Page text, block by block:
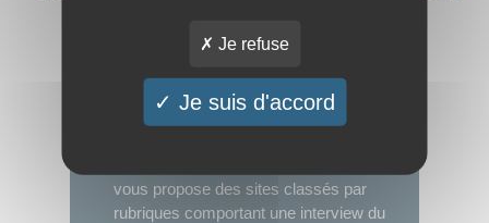
Sitopolis
vous propose des sites classés par
rubriques comportant une interview du
Je refuse
Je suis d'accord